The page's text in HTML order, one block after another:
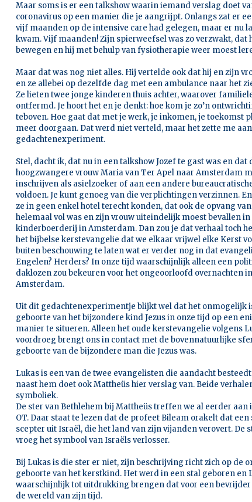
Maar soms is er een talkshow waarin iemand verslag doet
coronavirus op een manier die je aangrijpt. Onlangs zat er
vijf maanden op de intensive care had gelegen, maar er nu
kwam. Vijf maanden! Zijn spierweefsel was zo verzwakt, dat
bewegen en hij met behulp van fysiotherapie weer moest
Maar dat was nog niet alles. Hij vertelde ook dat hij en zijn
en ze allebei op dezelfde dag met een ambulance naar het
Ze lieten twee jonge kinderen thuis achter, waarover
ontfermd. Je hoort het en je denkt: hoe kom je zo’n
teboven. Hoe gaat dat met je werk, je inkomen, je toekomst
meer doorgaan. Dat werd niet verteld, maar het zette me
gedachtenexperiment.
Stel, dacht ik, dat nu in een talkshow Jozef te gast was en
hoogzwangere vrouw Maria van Ter Apel naar Amsterdam
inschrijven als asielzoeker of aan een andere
voldoen. Je kunt genoeg van die verplichtingen verzinnen.
ze in geen enkel hotel terecht konden, dat ook de opvang
helemaal vol was en zijn vrouw uiteindelijk moest bevallen in
kinderboerderij in Amsterdam. Dan zou je dat verhaal toch
het bijbelse kerstevangelie dat we elkaar vrijwel elke Kerst
buiten beschouwing te laten wat er verder nog in dat
Engelen? Herders? In onze tijd waarschijnlijk alleen een
daklozen zou bekeuren voor het ongeoorloofd overnachten
Amsterdam.
Uit dit gedachtenexperimentje blijkt wel dat het onmogelijk
geboorte van het bijzondere kind Jezus in onze tijd op een
manier te situeren. Alleen het oude kerstevangelie volgens
voordroeg brengt ons in contact met de bovennatuurlijke
geboorte van de bijzondere man die Jezus was.
Lukas is een van de twee evangelisten die aandacht
naast hem doet ook Mattheüs hier verslag van. Beide
symboliek.
De ster van Bethlehem bij Mattheüs treffen we al eerder aan
OT. Daar staat te lezen dat de profeet Bileam orakelt dat
scepter uit Israël, die het land van zijn vijanden verovert. De
vroeg het symbool van Israëls verlosser.
Bij Lukas is die ster er niet, zijn beschrijving richt zich op de
geboorte van het kerstkind. Het werd in een stal geboren en
waarschijnlijk tot uitdrukking brengen dat voor een bevrijder
de wereld van zijn tijd.